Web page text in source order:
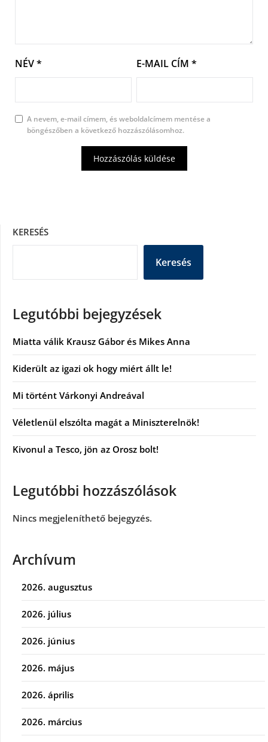
NÉV* E-MAIL CÍM *
A nevem, e-mail címem, és weboldalcímem mentése a
böngészőben a következő hozzászólásomhoz.
KERESÉS
Keresés
Legutóbbi bejegyzések
Miatta válik Krausz Gábor és Mikes Anna
Kiderült az igazi ok hogy miért állt le!
Mi történt Várkonyi Andreával
Véletlenül elszólta magát a Miniszterelnök!
Kivonul a Tesco, jön az Orosz bolt!
Legutóbbi hozzászólások
Nincs megjeleníthető bejegyzés.
Archívum
2026. augusztus
2026. július
2026. június
2026. május
2026. április
2026. március